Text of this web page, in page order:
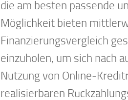
die am besten passende
Möglichkeit bieten
Finanzierungsvergleich
einzuholen, um sich nach
Nutzung von Online-
realisierbaren